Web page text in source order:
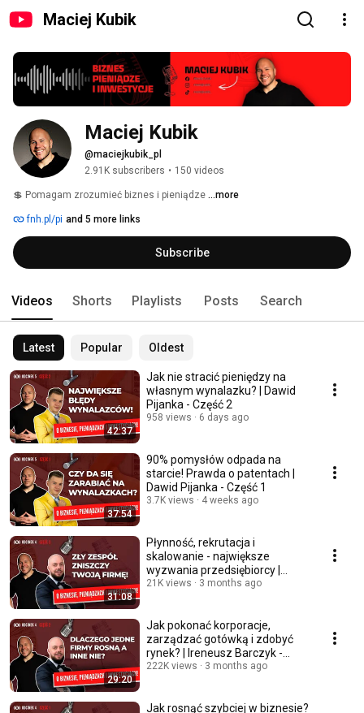
Maciej Kubik
Maciej Kubik
@maciejkubik_pl
2.91K subscribers • 150 videos
💲 Pomagam zrozumieć biznes i pieniądze ...more
fnh.pl/pi and 5 more links
Subscribe
Videos Shorts Playlists Posts Search
Latest Popular Oldest
42:37
Jak nie stracić pieniędzy na
własnym wynalazku? | Dawid
Pijanka - Część 2
958 views 6 days ago
37:54
90% pomysłów odpada na
starcie! Prawda o patentach |
Dawid Pijanka - Część 1
3.7K views 4 weeks ago
31:08
Płynność, rekrutacja i
skalowanie - największe
wyzwania przedsiębiorcy |
Ireneusz Barczyk - Część 3
21K views 3 months ago
29:20
Jak pokonać korporacje,
zarządzać gotówką i zdobyć
rynek? | Ireneusz Barczyk -
Część 2
222K views 3 months ago
Jak rosnąć szybciej w biznesie?